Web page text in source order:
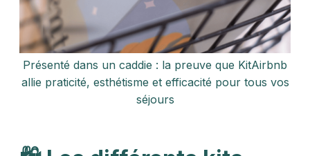
Présenté dans un caddie : la preuve que KitAirbnb
allie praticité, esthétisme et efficacité pour tous vos
séjours